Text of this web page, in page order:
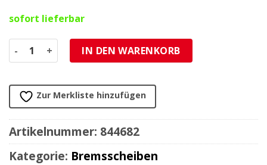
sofort lieferbar
Bremsscheibe NG Brake Disc 220/102/5mm (5 Loch) Menge
IN DEN WARENKORB
Zur Merkliste hinzufügen
Artikelnummer: 844682
Kategorie: Bremsscheiben